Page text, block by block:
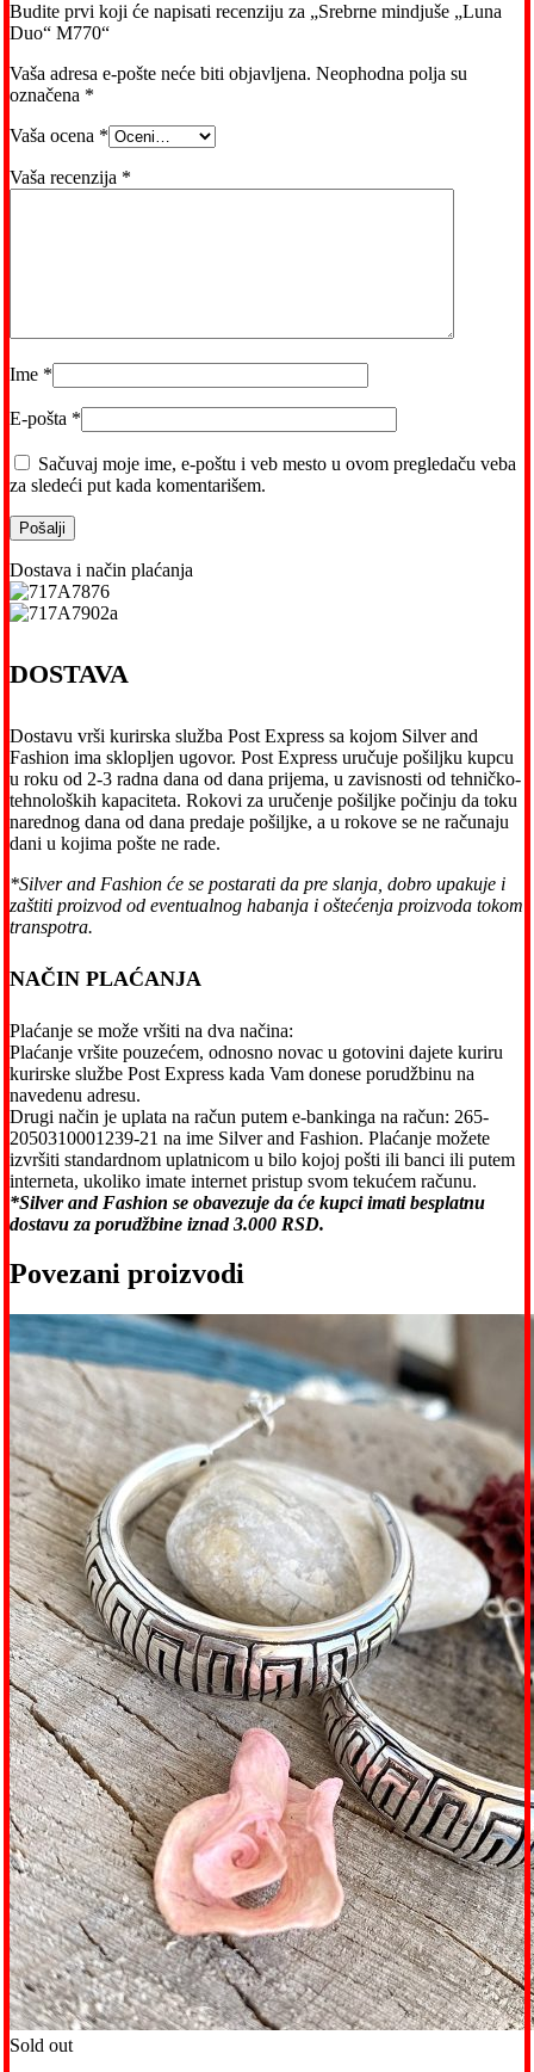
Budite prvi koji će napisati recenziju za „Srebrne mindjuše „Luna
Duo“ M770“
Vaša adresa e-pošte neće biti objavljena. Neophodna polja su
označena *
Vaša ocena *
Vaša recenzija *
Ime *
E-pošta *
Sačuvaj moje ime, e-poštu i veb mesto u ovom pregledaču veba
za sledeći put kada komentarišem.
Dostava i način plaćanja
DOSTAVA
Dostavu vrši kurirska služba Post Express sa kojom Silver and
Fashion ima sklopljen ugovor. Post Express uručuje pošiljku kupcu
u roku od 2-3 radna dana od dana prijema, u zavisnosti od tehničko-
tehnoloških kapaciteta. Rokovi za uručenje pošiljke počinju da toku
narednog dana od dana predaje pošiljke, a u rokove se ne računaju
dani u kojima pošte ne rade.
*Silver and Fashion će se postarati da pre slanja, dobro upakuje i
zaštiti proizvod od eventualnog habanja i oštećenja proizvoda tokom
transpotra.
NAČIN PLAĆANJA
Plaćanje se može vršiti na dva načina:
Plaćanje vršite pouzećem, odnosno novac u gotovini dajete kuriru
kurirske službe Post Express kada Vam donese porudžbinu na
navedenu adresu.
Drugi način je uplata na račun putem e-bankinga na račun: 265-
2050310001239-21 na ime Silver and Fashion. Plaćanje možete
izvršiti standardnom uplatnicom u bilo kojoj pošti ili banci ili putem
interneta, ukoliko imate internet pristup svom tekućem računu.
*Silver and Fashion se obavezuje da će kupci imati besplatnu
dostavu za porudžbine iznad 3.000 RSD.
Povezani proizvodi
Sold out